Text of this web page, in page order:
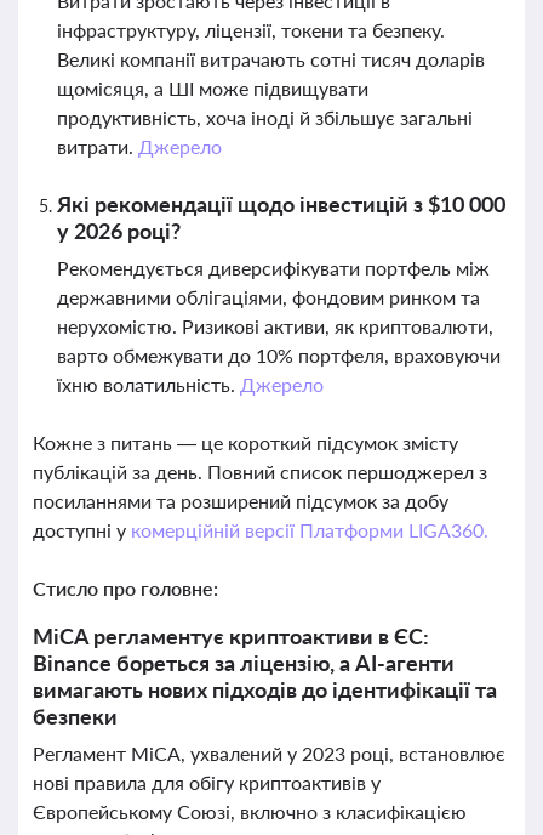
інфраструктуру, ліцензії, токени та безпеку.
Великі компанії витрачають сотні тисяч доларів
щомісяця, а ШІ може підвищувати
продуктивність, хоча іноді й збільшує загальні
витрати. Джерело
Які рекомендації щодо інвестицій з $10 000
у 2026 році?
Рекомендується диверсифікувати портфель між
державними облігаціями, фондовим ринком та
нерухомістю. Ризикові активи, як криптовалюти,
варто обмежувати до 10% портфеля, враховуючи
їхню волатильність. Джерело
Кожне з питань — це короткий підсумок змісту
публікацій за день. Повний список першоджерел з
посиланнями та розширений підсумок за добу
доступні у комерційній версії Платформи LIGA360.
Стисло про головне:
MiCA регламентує криптоактиви в ЄС:
Binance бореться за ліцензію, а AI-агенти
вимагають нових підходів до ідентифікації та
безпеки
Регламент MiCA, ухвалений у 2023 році, встановлює
нові правила для обігу криптоактивів у
Європейському Союзі, включно з класифікацією